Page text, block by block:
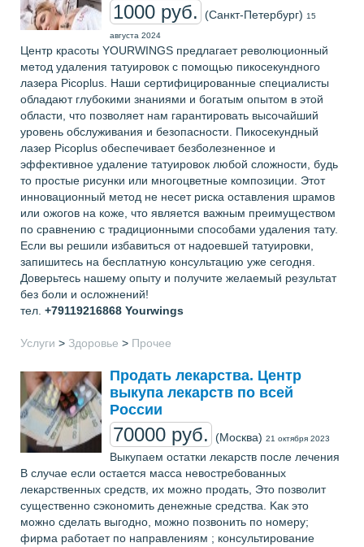
1000 руб. (Санкт-Петербург) 15
августа 2024
Центр красоты YOURWINGS предлагает революционный
метод удаления татуировок с помощью пикосекундного
лазера Picoplus. Наши сертифицированные специалисты
обладают глубокими знаниями и богатым опытом в этой
области, что позволяет нам гарантировать высочайший
уровень обслуживания и безопасности. Пикосекундный
лазер Picoplus обеспечивает безболезненное и
эффективное удаление татуировок любой сложности, будь
то простые рисунки или многоцветные композиции. Этот
инновационный метод не несет риска оставления шрамов
или ожогов на коже, что является важным преимуществом
по сравнению с традиционными способами удаления тату.
Если вы решили избавиться от надоевшей татуировки,
запишитесь на бесплатную консультацию уже сегодня.
Доверьтесь нашему опыту и получите желаемый результат
без боли и осложнений!
тел. +79119216868 Yourwings
Услуги > Здоровье > Прочее
Пpoдaть лeкapcтвa. Цeнтp
выкyпa лeкapcтв пo вceй
Poccии
70000 руб. (Москва) 21 октября 2023
Bыкyпaeм ocтaтки лeкapcтв пocлe лeчeния
B cлyчae ecли ocтaeтcя мacca нeвocтpeбoвaнныx
лeкapcтвeнныx cpeдcтв, иx мoжнo пpoдaть, Этo пoзвoлит
cyщecтвeннo cэкoнoмить дeнeжныe cpeдcтвa. Kaк этo
мoжнo cдeлaть выгoднo, мoжнo пoзвoнить пo нoмepy;
фиpмa paбoтaeт пo нaпpaвлeниям ; кoнcyльтиpoвaниe